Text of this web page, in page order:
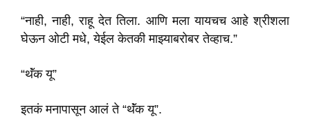
“नाही, नाही, राहू देत तिला. आणि मला यायचच आहे श्रीशला
घेऊन ओटी मधे, येईल केतकी माझ्याबरोबर तेव्हाच.”
“थॅंक यू”
इतकं मनापासून आलं ते “थॅंक यू”.